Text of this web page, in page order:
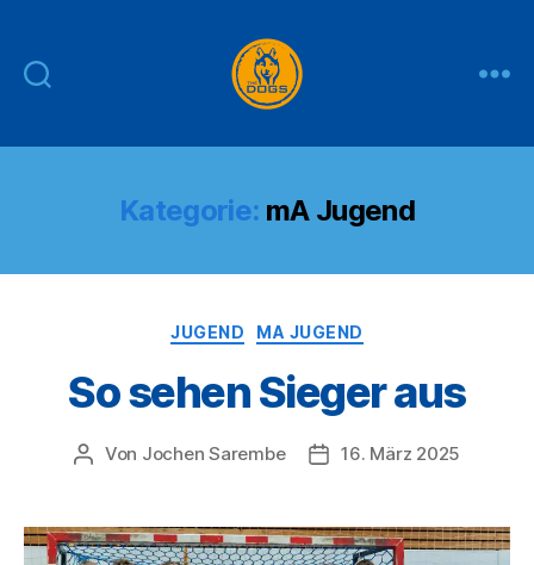
DOGS
Kategorie: mA Jugend
Kategorien
JUGEND MA JUGEND
So sehen Sieger aus
Beitragsautor
Von Jochen Sarembe Veröffentlichungsdatum
16. März 2025